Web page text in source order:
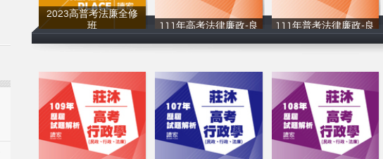
2023高普考法廉全修
班
讀家補習班
111年高考法律廉政-良
讀家補習班
111年普考法律廉政-良
讀家補習班